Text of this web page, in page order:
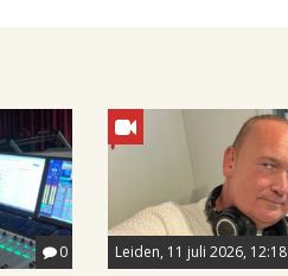
0 Leiden, 11 juli 2026, 12:18